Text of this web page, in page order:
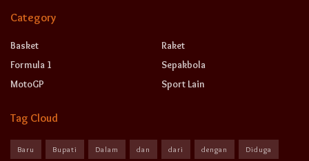
Category
Basket
Formula 1
MotoGP
Raket
Sepakbola
Sport Lain
Tag Cloud
Baru Bupati Dalam dan dari dengan Diduga